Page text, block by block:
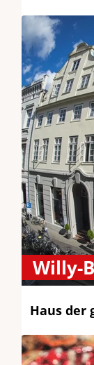
Willy-
Haus der